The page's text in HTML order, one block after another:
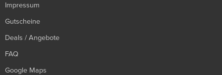
Impressum
Gutscheine
Deals / Angebote
FAQ
Google Maps